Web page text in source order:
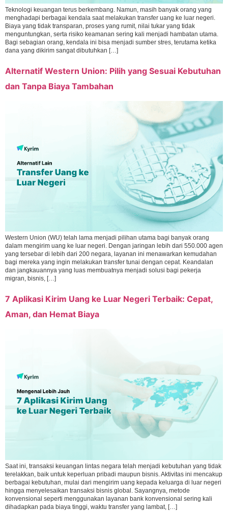
Teknologi keuangan terus berkembang. Namun, masih banyak orang yang
menghadapi berbagai kendala saat melakukan transfer uang ke luar negeri.
Biaya yang tidak transparan, proses yang rumit, nilai tukar yang tidak
menguntungkan, serta risiko keamanan sering kali menjadi hambatan utama.
Bagi sebagian orang, kendala ini bisa menjadi sumber stres, terutama ketika
dana yang dikirim sangat dibutuhkan […]
Alternatif Western Union: Pilih yang Sesuai Kebutuhan
dan Tanpa Biaya Tambahan
Western Union (WU) telah lama menjadi pilihan utama bagi banyak orang
dalam mengirim uang ke luar negeri. Dengan jaringan lebih dari 550.000 agen
yang tersebar di lebih dari 200 negara, layanan ini menawarkan kemudahan
bagi mereka yang ingin melakukan transfer tunai dengan cepat. Keandalan
dan jangkauannya yang luas membuatnya menjadi solusi bagi pekerja
migran, bisnis, […]
7 Aplikasi Kirim Uang ke Luar Negeri Terbaik: Cepat,
Aman, dan Hemat Biaya
Saat ini, transaksi keuangan lintas negara telah menjadi kebutuhan yang tidak
terelakkan, baik untuk keperluan pribadi maupun bisnis. Aktivitas ini mencakup
berbagai kebutuhan, mulai dari mengirim uang kepada keluarga di luar negeri
hingga menyelesaikan transaksi bisnis global. Sayangnya, metode
konvensional seperti menggunakan layanan bank konvensional sering kali
dihadapkan pada biaya tinggi, waktu transfer yang lambat, […]